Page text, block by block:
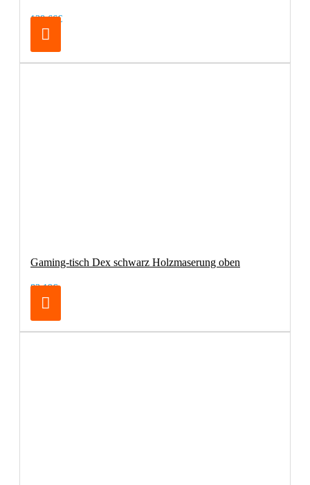
138,66€
Gaming-tisch Dex schwarz Holzmaserung oben
83,19€